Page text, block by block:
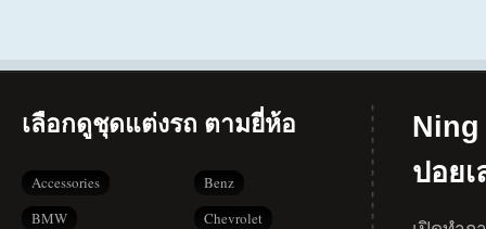
เลือกดูชุดแต่งรถ ตามยี่ห้อ
Accessories
Benz
BMW
Chevrolet
Ning
ปอย